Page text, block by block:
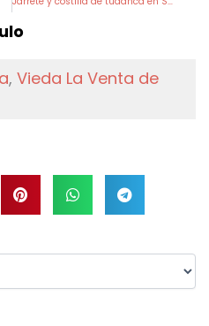
, Vieda La Venta de